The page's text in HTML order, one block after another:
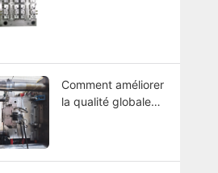
Comment améliorer
la qualité globale